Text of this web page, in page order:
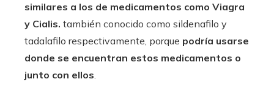
similares a los de medicamentos como Viagra
y Cialis. también conocido como sildenafilo y
tadalafilo respectivamente, porque podría usarse
donde se encuentran estos medicamentos o
junto con ellos.